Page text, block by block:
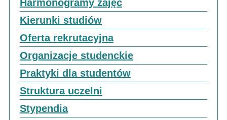
Harmonogramy zajęć
Kierunki studiów
Oferta rekrutacyjna
Organizacje studenckie
Praktyki dla studentów
Struktura uczelni
Stypendia